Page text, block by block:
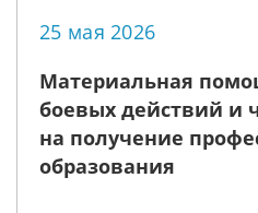
25 мая 2026
Материальная
боевых действий и
на получение
образования